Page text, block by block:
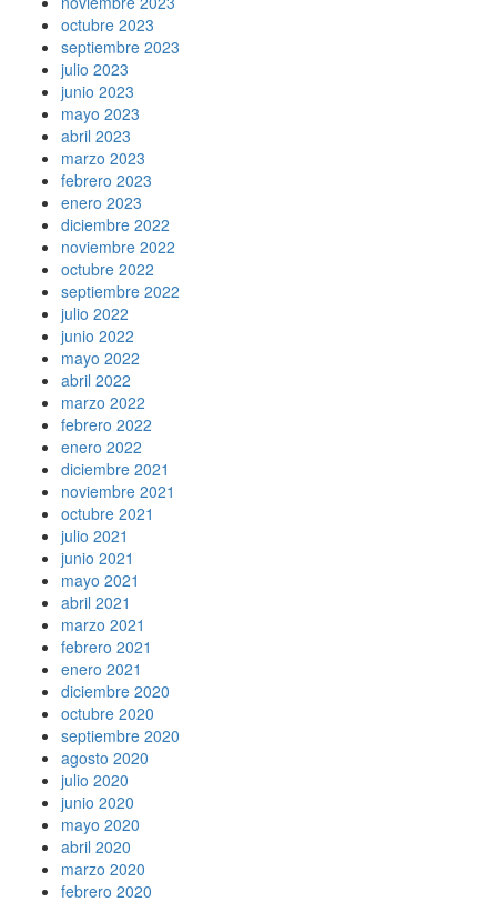
octubre 2023
septiembre 2023
julio 2023
junio 2023
mayo 2023
abril 2023
marzo 2023
febrero 2023
enero 2023
diciembre 2022
noviembre 2022
octubre 2022
septiembre 2022
julio 2022
junio 2022
mayo 2022
abril 2022
marzo 2022
febrero 2022
enero 2022
diciembre 2021
noviembre 2021
octubre 2021
julio 2021
junio 2021
mayo 2021
abril 2021
marzo 2021
febrero 2021
enero 2021
diciembre 2020
octubre 2020
septiembre 2020
agosto 2020
julio 2020
junio 2020
mayo 2020
abril 2020
marzo 2020
febrero 2020